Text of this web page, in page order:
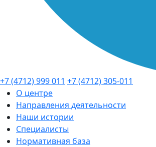
+7 (4712) 999 011 +7 (4712) 305-011
О центре
Направления деятельности
Наши истории
Специалисты
Нормативная база